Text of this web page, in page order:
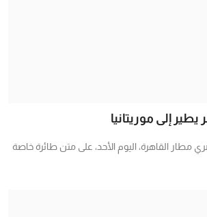
إلى موريتانيا
مطار القاهرة، اليوم الأحد، على متن طائرة خاصة